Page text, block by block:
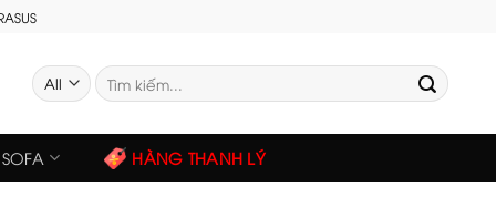
Tìm
kiếm:
SOFA HÀNG THANH LÝ